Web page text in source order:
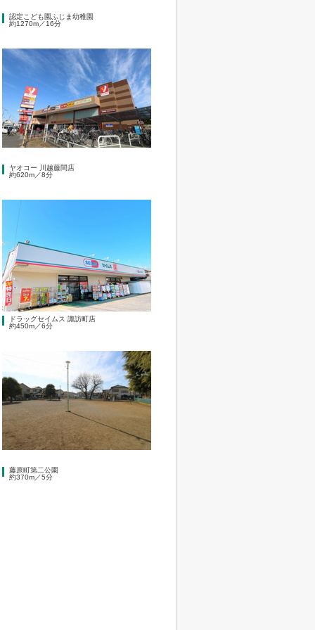
認定こども園ふじま幼稚園
約1270m／16分
ヤオコー 川越藤間店
約620m／8分
ドラッグセイムス 諏訪町店
約450m／6分
藤原町第二公園
約370m／5分